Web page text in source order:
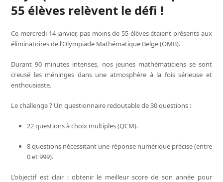
55 élèves relèvent le défi !
Ce mercredi 14 janvier, pas moins de 55 élèves étaient présents aux
éliminatoires de l’Olympiade Mathématique Belge (OMB).
Durant 90 minutes intenses, nos jeunes mathématiciens se sont
creusé les méninges dans une atmosphère à la fois sérieuse et
enthousiaste.
Le challenge ? Un questionnaire redoutable de 30 questions :
22 questions à choix multiples (QCM).
8 questions nécessitant une réponse numérique précise (entre
0 et 999).
L’objectif est clair : obtenir le meilleur score de son année pour